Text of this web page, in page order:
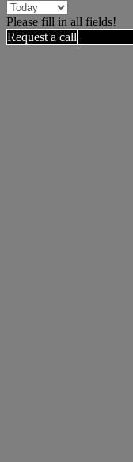
Please fill in all fields!
Request a call